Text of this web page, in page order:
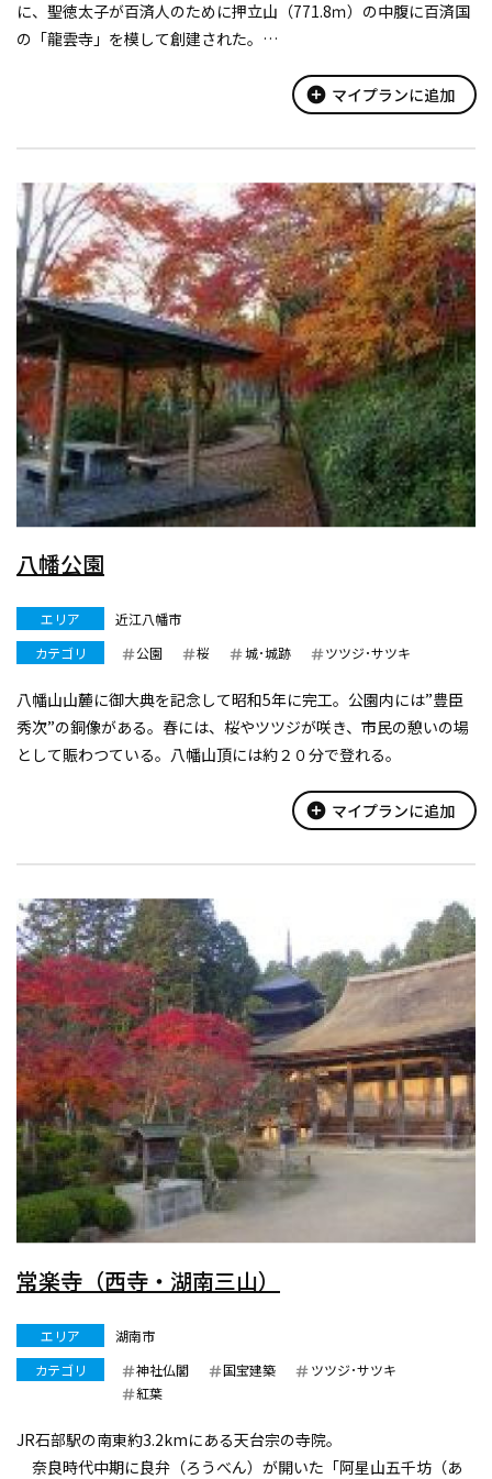
に、聖徳太子が百済人のために押立山（771.8ｍ）の中腹に百済国
の「龍雲寺」を模して創建された。
add_circle マイプランに追加
八幡公園
エリア
近江八幡市
カテゴリ
公園 桜 城･城跡 ツツジ･サツキ
八幡山山麓に御大典を記念して昭和5年に完工。公園内には”豊臣
秀次”の銅像がある。春には、桜やツツジが咲き、市民の憩いの場
として賑わつている。八幡山頂には約２０分で登れる。
add_circle マイプランに追加
常楽寺（西寺・湖南三山）
エリア
湖南市
カテゴリ
神社仏閣 国宝建築
ツツジ･サツキ
紅葉
JR石部駅の南東約3.2kmにある天台宗の寺院。
奈良時代中期に良弁（ろうべん）が開いた「阿星山五千坊（あ